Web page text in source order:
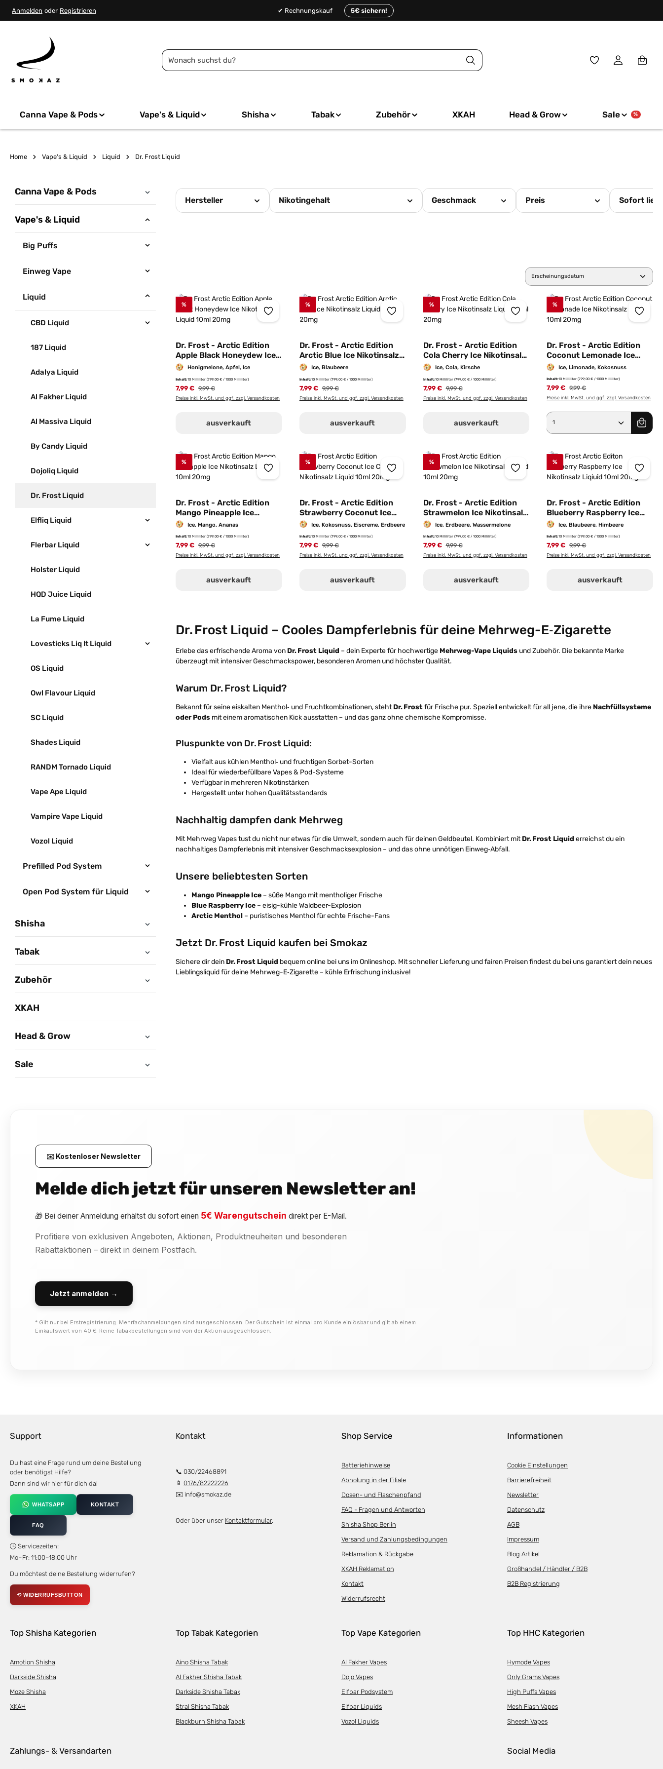
Zur Hauptnavigation springen
Anmelden oder Registrieren ✔ Rechnungskauf 5€ sichern!
Du hast 0
Canna Vape & Pods Vape's & Liquid Shisha Tabak Zubehör XKAH Head & Grow Sale %
Home Vape's & Liquid Liquid Dr. Frost Liquid
Canna Vape & Pods
Vape's & Liquid
Big Puffs
Einweg Vape
Liquid
CBD Liquid
187 Liquid
Adalya Liquid
Al Fakher Liquid
Al Massiva Liquid
By Candy Liquid
Dojoliq Liquid
Dr. Frost Liquid
Elfliq Liquid
Flerbar Liquid
Holster Liquid
HQD Juice Liquid
La Fume Liquid
Lovesticks Liq It Liquid
OS Liquid
Owl Flavour Liquid
SC Liquid
Shades Liquid
RANDM Tornado Liquid
Vape Ape Liquid
Vampire Vape Liquid
Vozol Liquid
Prefilled Pod System
Open Pod System für Liquid
Shisha
Tabak
Zubehör
XKAH
Head & Grow
Sale
Hersteller Nikotingehalt Geschmack Preis Sofort
%
Dr. Frost - Arctic Edition
Apple Black Honeydew Ice
Nikotinsalz Liquid 10ml |
Honigmelone, Apfel, Ice
Inhalt:10 Milliliter (799,00 € / 1000 Milliliter)
7,99 € Regulärer Preis:
9,99 €
Preise inkl. MwSt. und ggf. zzgl. Versandkosten
ausverkauft
%
Dr. Frost - Arctic Edition
Arctic Blue Ice Nikotinsalz
Liquid 10ml | 20mg/ml
Ice, Blaubeere
Inhalt:10 Milliliter (799,00 € / 1000 Milliliter)
7,99 € Regulärer Preis:
9,99 €
Preise inkl. MwSt. und ggf. zzgl. Versandkosten
ausverkauft
%
Dr. Frost - Arctic Edition
Cola Cherry Ice Nikotinsalz
Liquid 10ml | 20mg/ml
Ice, Cola, Kirsche
Inhalt:10 Milliliter (799,00 € / 1000 Milliliter)
7,99 € Regulärer Preis:
9,99 €
Preise inkl. MwSt. und ggf. zzgl. Versandkosten
ausverkauft
%
Dr. Frost - Arctic Edition
Coconut Lemonade Ice
Nikotinsalz Liquid 10ml |
20mg/ml
Ice, Limonade, Kokosnuss
Inhalt:10 Milliliter(799,00 € / 1000 Milliliter)
7,99 € Regulärer Preis:
9,99 €
Preise inkl. MwSt. und ggf. zzgl. Versandkosten
Produkt Anzahl: Gib
%
Dr. Frost - Arctic Edition
Mango Pineapple Ice
Nikotinsalz Liquid 10ml |
Ice, Mango, Ananas
Inhalt:10 Milliliter (799,00 € / 1000 Milliliter)
7,99 € Regulärer Preis:
9,99 €
Preise inkl. MwSt. und ggf. zzgl. Versandkosten
ausverkauft
%
Dr. Frost - Arctic Edition
Strawberry Coconut Ice
Cream Nikotinsalz Liquid
Ice, Kokosnuss, Eiscreme, Erdbeere
Inhalt:10 Milliliter (799,00 € / 1000 Milliliter)
7,99 € Regulärer Preis:
9,99 €
Preise inkl. MwSt. und ggf. zzgl. Versandkosten
ausverkauft
%
Dr. Frost - Arctic Edition
Strawmelon Ice Nikotinsalz
Liquid 10ml | 20mg/ml
Ice, Erdbeere, Wassermelone
Inhalt:10 Milliliter (799,00 € / 1000 Milliliter)
7,99 € Regulärer Preis:
9,99 €
Preise inkl. MwSt. und ggf. zzgl. Versandkosten
ausverkauft
%
Dr. Frost - Arctic Edition
Blueberry Raspberry Ice
Nikotinsalz Liquid 10ml |
Ice, Blaubeere, Himbeere
Inhalt:10 Milliliter(799,00 € / 1000 Milliliter)
7,99 € Regulärer Preis:
9,99 €
Preise inkl. MwSt. und ggf. zzgl. Versandkosten
ausverkauft
Dr. Frost Liquid – Cooles Dampferlebnis für deine Mehrweg-E‑Zigarette
Erlebe das erfrischende Aroma von Dr. Frost Liquid – dein Experte für hochwertige Mehrweg-Vape Liquids und Zubehör. Die bekannte Marke
überzeugt mit intensiver Geschmackspower, besonderen Aromen und höchster Qualität.
Warum Dr. Frost Liquid?
Bekannt für seine eiskalten Menthol‑ und Fruchtkombinationen, stehtDr. Frostfür Frische pur. Speziell entwickelt für all jene, die ihre Nachfüllsysteme
oder Pods mit einem aromatischen Kick ausstatten – und das ganz ohne chemische Kompromisse.
Pluspunkte von Dr. Frost Liquid:
Vielfalt aus kühlen Menthol‑ und fruchtigen Sorbet-Sorten
Ideal für wiederbefüllbare Vapes & Pod-Systeme
Verfügbar in mehreren Nikotinstärken
Hergestellt unter hohen Qualitätsstandards
Nachhaltig dampfen dank Mehrweg
Mit Mehrweg Vapes tust du nicht nur etwas für die Umwelt, sondern auch für deinen Geldbeutel. Kombiniert mitDr. Frost Liquid erreichst du ein
nachhaltiges Dampferlebnis mit intensiver Geschmacksexplosion – und das ohne unnötigen Einweg‑Abfall.
Unsere beliebtesten Sorten
Mango Pineapple Ice – süße Mango mit mentholiger Frische
Blue Raspberry Ice – eisig-kühle Waldbeer-Explosion
Arctic Menthol – puristisches Menthol für echte Frische-Fans
Jetzt Dr. Frost Liquid kaufen bei Smokaz
Sichere dir dein Dr. Frost Liquid bequem online bei uns im Onlineshop. Mit schneller Lieferung und fairen Preisen findest du bei uns garantiert dein neues
Lieblingsliquid für deine Mehrweg-E‑Zigarette – kühle Erfrischung inklusive!
✉️ Kostenloser Newsletter
Melde dich jetzt für unseren Newsletter an!
🎁 Bei deiner Anmeldung erhältst du sofort einen 5€ Warengutschein direkt per E-Mail.
Profitiere von exklusiven Angeboten, Aktionen, Produktneuheiten und besonderen
Rabattaktionen – direkt in deinem Postfach.
Jetzt anmelden →
* Gilt nur bei Erstregistrierung. Mehrfachanmeldungen sind ausgeschlossen. Der Gutschein ist einmal pro Kunde einlösbar und gilt ab einem
Einkaufswert von 40 €. Reine Tabakbestellungen sind von der Aktion ausgeschlossen.
Support
Du hast eine Frage rund um deine Bestellung
oder benötigst Hilfe?
Dann sind wir hier für dich da!
WHATSAPP KONTAKT
FAQ
🕒 Servicezeiten:
Mo–Fr: 11:00–18:00 Uhr
Du möchtest deine Bestellung widerrufen?
⟲ WIDERRUFSBUTTON
Kontakt
📞 030/22468891
📱 0176/82222226
✉️ info@smokaz.de
Oder über unser Kontaktformular.
Shop Service
Batteriehinweise
Abholung in der Filiale
Dosen- und Flaschenpfand
FAQ - Fragen und Antworten
Shisha Shop Berlin
Versand und Zahlungsbedingungen
Reklamation & Rückgabe
XKAH Reklamation
Kontakt
Widerrufsrecht
Informationen
Cookie Einstellungen
Barrierefreiheit
Newsletter
Datenschutz
AGB
Impressum
Blog Artikel
Großhandel / Händler / B2B
B2B Registrierung
Top Shisha Kategorien
Amotion Shisha
Darkside Shisha
Moze Shisha
XKAH
Top Tabak Kategorien
Aino Shisha Tabak
Al Fakher Shisha Tabak
Darkside Shisha Tabak
Stral Shisha Tabak
Blackburn Shisha Tabak
Top Vape Kategorien
Al Fakher Vapes
Dojo Vapes
Elfbar Podsystem
Elfbar Liquids
Vozol Liquids
Top HHC Kategorien
Hymode Vapes
Only Grams Vapes
High Puffs Vapes
Mesh Flash Vapes
Sheesh Vapes
Zahlungs- & Versandarten Social Media